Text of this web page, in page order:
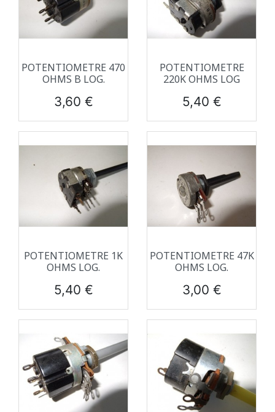
POTENTIOMETRE 470
OHMS B LOG.
Prix
3,60 €
POTENTIOMETRE
220K OHMS LOG
Prix
5,40 €
POTENTIOMETRE 1K
OHMS LOG.
Prix
5,40 €
POTENTIOMETRE 47K
OHMS LOG.
Prix
3,00 €